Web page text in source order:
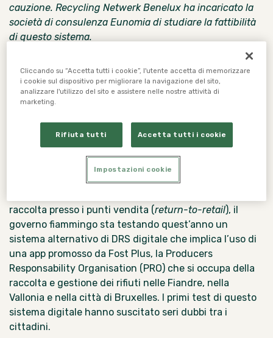
cauzione. Recycling Netwerk Benelux ha incaricato la
società di consulenza Eunomia di studiare la fattibilità
di questo sistema.
presenta molte criticità che non potranno essere risolte
da qui al 2025.
Tutte e tre le regioni del Belgio hanno dichiarato di
voler introdurre un sistema di deposito cauzionale
entro il 2025. Ma mentrela Valloniae Bruxelles
raccolta presso i punti vendita (return-to-retail), il
governo fiammingo sta testando quest’anno un
sistema alternativo di DRS digitale che implica l’uso di
una app promosso da Fost Plus, la Producers
Responsability Organisation (PRO) che si occupa della
raccolta e gestione dei rifiuti nelle Fiandre, nella
Vallonia e nella città di Bruxelles. I primi test di questo
sistema digitale hanno suscitato seri dubbi tra i
cittadini.
Cliccando su “Accetta tutti i cookie”, l'utente accetta di memorizzare
i cookie sul dispositivo per migliorare la navigazione del sito,
analizzare l'utilizzo del sito e assistere nelle nostre attività di
marketing.
Rifiuta tutti Accetta tutti i cookie
Impostazioni cookie